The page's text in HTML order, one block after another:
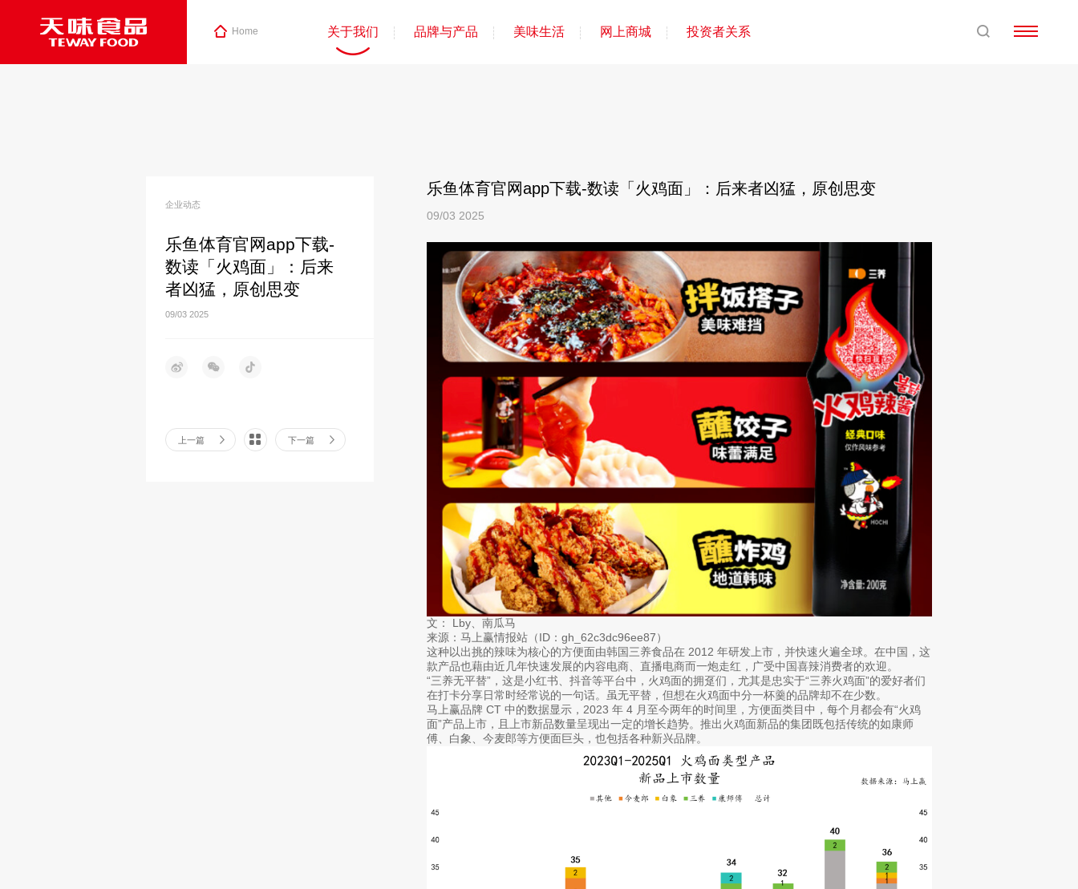
Home 关于我们 品牌与产品 美味生活 网上商城 投资者关系
企业动态
乐鱼体育官网app下载-
数读「火鸡面」：后来
者凶猛，原创思变
09/03 2025
上一篇 下一篇
乐鱼体育官网app下载-数读「火鸡面」：后来者凶猛，原创思变
09/03 2025
文： Lby、南瓜马
来源：马上赢情报站（ID：gh_62c3dc96ee87）
这种以出挑的辣味为核心的方便面由韩国三养食品在 2012 年研发上市，并快速火遍全球。在中国，这
款产品也藉由近几年快速发展的内容电商、直播电商而一炮走红，广受中国喜辣消费者的欢迎。
“三养无平替”，这是小红书、抖音等平台中，火鸡面的拥趸们，尤其是忠实于“三养火鸡面”的爱好者们
在打卡分享日常时经常说的一句话。虽无平替，但想在火鸡面中分一杯羹的品牌却不在少数。
马上赢品牌 CT 中的数据显示，2023 年 4 月至今两年的时间里，方便面类目中，每个月都会有“火鸡
面”产品上市，且上市新品数量呈现出一定的增长趋势。推出火鸡面新品的集团既包括传统的如康师
傅、白象、今麦郎等方便面巨头，也包括各种新兴品牌。